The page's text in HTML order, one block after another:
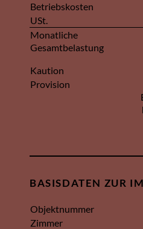
Betriebskosten
USt.
Monatliche
Gesamtbelastung
Kaution
Provision
BASISDATEN ZUR
Objektnummer
Zimmer